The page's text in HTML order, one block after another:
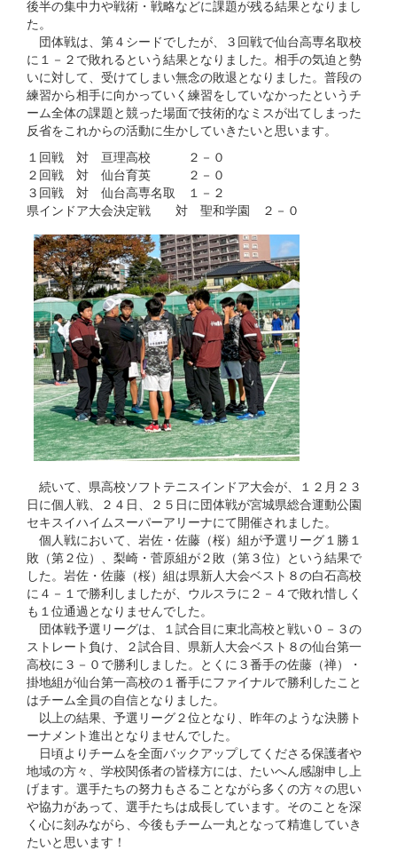
後半の集中力や戦術・戦略などに課題が残る結果となりまし
た。
団体戦は、第４シードでしたが、３回戦で仙台高専名取校
に１－２で敗れるという結果となりました。相手の気迫と勢
いに対して、受けてしまい無念の敗退となりました。普段の
練習から相手に向かっていく練習をしていなかったというチ
ーム全体の課題と競った場面で技術的なミスが出てしまった
反省をこれからの活動に生かしていきたいと思います。
１回戦 対 亘理高校 ２－０
２回戦 対 仙台育英 ２－０
３回戦 対 仙台高専名取 １－２
県インドア大会決定戦 対 聖和学園 ２－０
続いて、県高校ソフトテニスインドア大会が、１２月２３
日に個人戦、２４日、２５日に団体戦が宮城県総合運動公園
セキスイハイムスーパーアリーナにて開催されました。
個人戦において、岩佐・佐藤（桜）組が予選リーグ１勝１
敗（第２位）、梨崎・菅原組が２敗（第３位）という結果で
した。岩佐・佐藤（桜）組は県新人大会ベスト８の白石高校
に４－１で勝利しましたが、ウルスラに２－４で敗れ惜しく
も１位通過となりませんでした。
団体戦予選リーグは、１試合目に東北高校と戦い０－３の
ストレート負け、２試合目、県新人大会ベスト８の仙台第一
高校に３－０で勝利しました。とくに３番手の佐藤（禅）・
掛地組が仙台第一高校の１番手にファイナルで勝利したこと
はチーム全員の自信となりました。
以上の結果、予選リーグ２位となり、昨年のような決勝ト
ーナメント進出となりませんでした。
日頃よりチームを全面バックアップしてくださる保護者や
地域の方々、学校関係者の皆様方には、たいへん感謝申し上
げます。選手たちの努力もさることながら多くの方々の思い
や協力があって、選手たちは成長しています。そのことを深
く心に刻みながら、今後もチーム一丸となって精進していき
たいと思います！